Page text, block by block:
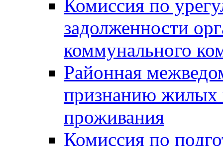
Комиссия по
задолженности
коммунального
Районная
признанию жилых
проживания
Комиссия по